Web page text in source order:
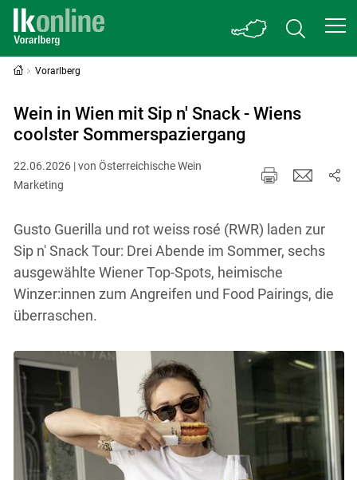
Vorarlberg
Wein in Wien mit Sip n' Snack - Wiens
coolster Sommerspaziergang
22.06.2026 | von Österreichische Wein
Marketing
Gusto Guerilla und rot weiss rosé (RWR) laden zur
Sip n' Snack Tour: Drei Abende im Sommer, sechs
ausgewählte Wiener Top-Spots, heimische
Winzer:innen zum Angreifen und Food Pairings, die
überraschen.